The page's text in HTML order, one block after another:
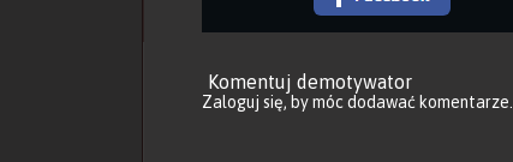
Komentuj demotywator
Zaloguj się, by móc dodawać komentarze.